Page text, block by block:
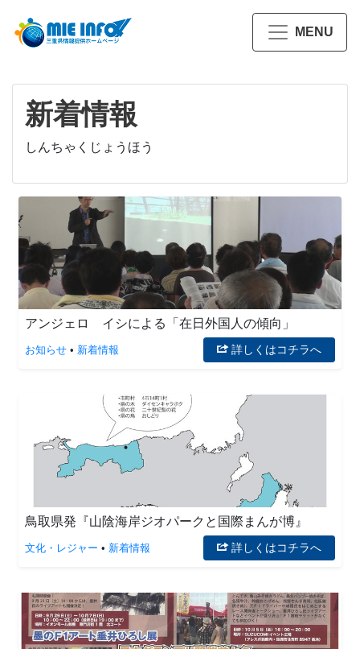
MENU
新着情報
しんちゃくじょうほう
アンジェロ イシによる「在日外国人の傾向」
お知らせ • 新着情報 詳しくはコチラへ
鳥取県発『山陰海岸ジオパークと国際まんが博』
文化・レジャー • 新着情報 詳しくはコチラへ